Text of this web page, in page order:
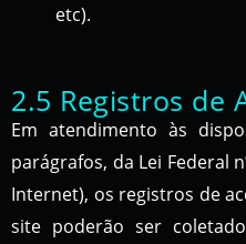
etc).
2.5 Registros de
Em atendimento às
parágrafos, da Lei Federal
Internet), os registros de
site poderão ser